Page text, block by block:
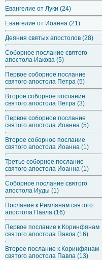
Евангелие от Луки (24)
Евангелие от Иоанна (21)
Деяния святых апостолов (28)
Соборное послание святого
апостола Иакова (5)
Первое соборное послание
святого апостола Петра (5)
Второе соборное послание
святого апостола Петра (3)
Первое соборное послание
святого апостола Иоанна (5)
Второе соборное послание
святого апостола Иоанна (1)
Третье соборное послание
святого апостола Иоанна (1)
Соборное послание святого
апостола Иуды (1)
Послание к Римлянам святого
апостола Павла (16)
Первое послание к Коринфянам
святого апостола Павла (16)
Второе послание к Коринфянам
святого апостола Павла (13)